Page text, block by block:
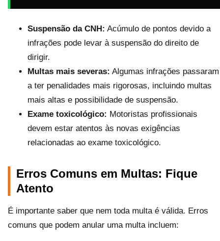
Suspensão da CNH: Acúmulo de pontos devido a
infrações pode levar à suspensão do direito de
dirigir.
Multas mais severas: Algumas infrações passaram
a ter penalidades mais rigorosas, incluindo multas
mais altas e possibilidade de suspensão.
Exame toxicológico: Motoristas profissionais
devem estar atentos às novas exigências
relacionadas ao exame toxicológico.
Erros Comuns em Multas: Fique
Atento
É importante saber que nem toda multa é válida. Erros
comuns que podem anular uma multa incluem: